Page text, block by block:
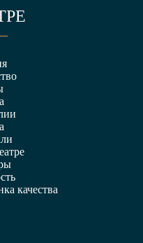
качества